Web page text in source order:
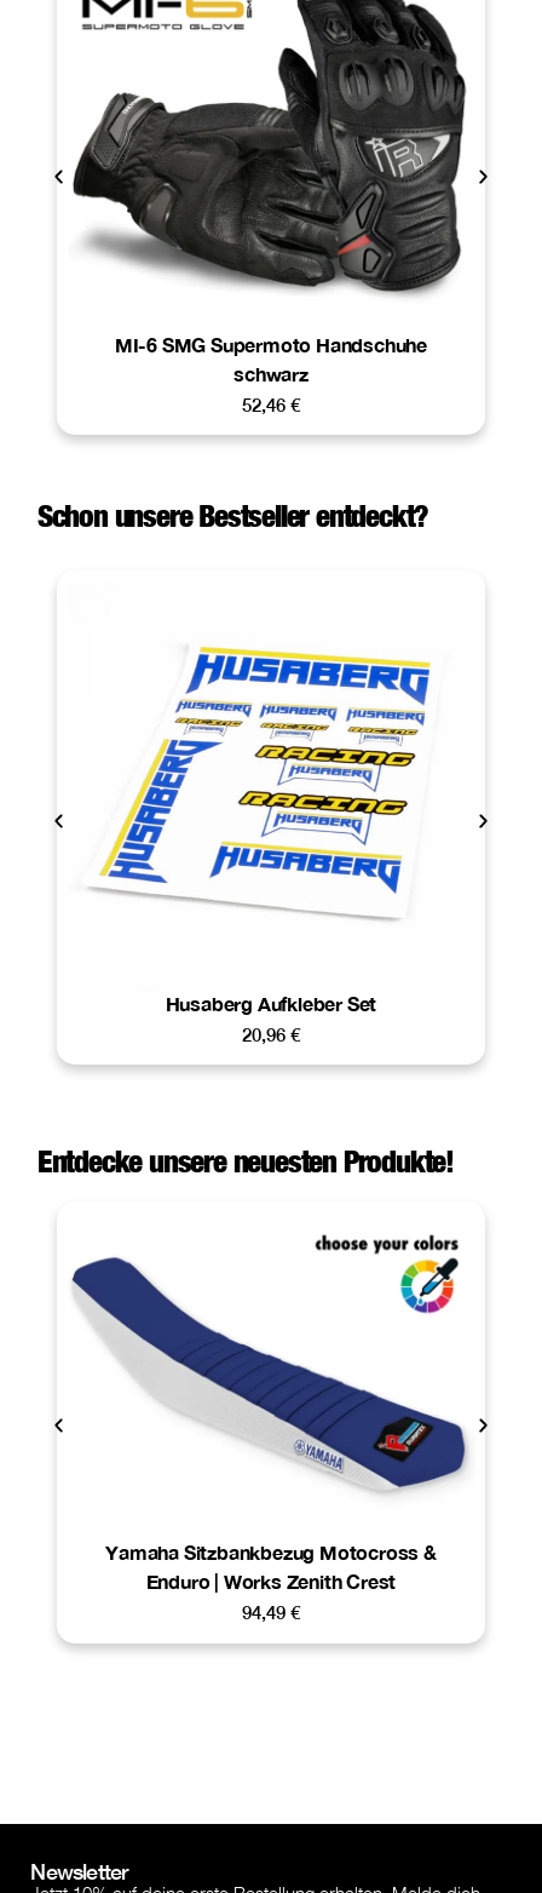
MI-6 SMG Supermoto Handschuhe
schwarz
52,46 €
Schon unsere Bestseller entdeckt?
Husaberg Aufkleber Set
20,96 €
Entdecke unsere neuesten Produkte!
Yamaha Sitzbankbezug Motocross &
Enduro | Works Zenith Crest
94,49 €
Newsletter